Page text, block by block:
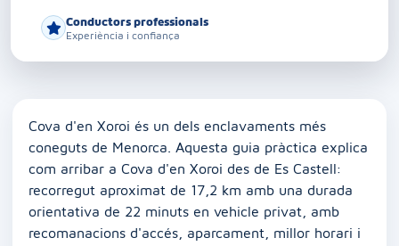
Conductors professionals
Experiència i confiança
Cova d'en Xoroi és un dels enclavaments més
coneguts de Menorca. Aquesta guia pràctica explica
com arribar a Cova d'en Xoroi des de Es Castell:
recorregut aproximat de 17,2 km amb una durada
orientativa de 22 minuts en vehicle privat, amb
recomanacions d'accés, aparcament, millor horari i